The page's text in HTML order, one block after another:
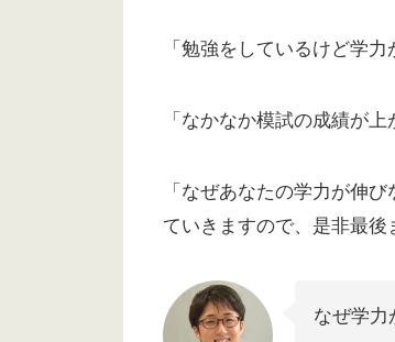
「勉強をしているけど学
「なかなか模試の成績が
「なぜあなたの学力が伸
ていきますので、是非最後
なぜ学力